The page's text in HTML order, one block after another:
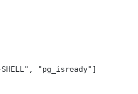
"pg_isready"]